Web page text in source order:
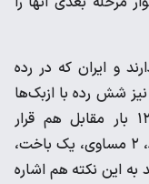
پله اختلاف دارند و ایران که در رده
نیز شش رده با ازبک‌ها
اختلاف دارد.ایران و ازبکستان تاکنون ۱۳ بار مقابل هم قرار
گرفته‌اند که سهم تیم ملی کشورمان ۱۰ برد، ۲ مساوی، یک باخت،
باید به این نکته هم اشاره